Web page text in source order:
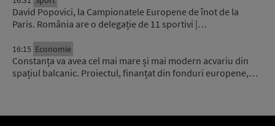
David Popovici, la Campionatele Europene de înot de la
Paris. România are o delegație de 11 sportivi |…
16:15 Economie
Constanța va avea cel mai mare și mai modern acvariu din
spațiul balcanic. Proiectul, finanțat din fonduri europene,…